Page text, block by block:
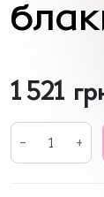
1 521
Срібний